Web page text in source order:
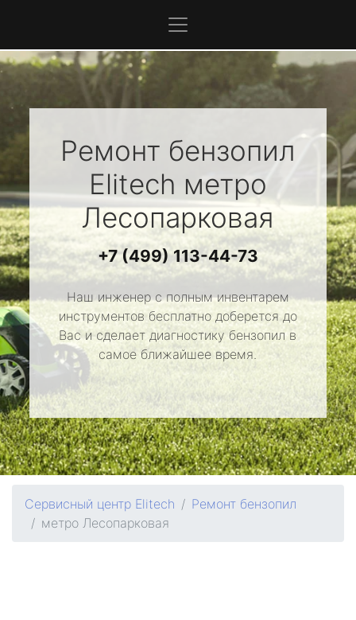
Ремонт бензопил
Elitech метро
Лесопарковая
+7 (499) 113-44-73
Наш инженер с полным инвентарем
инструментов бесплатно доберется до
Вас и сделает диагностику бензопил в
самое ближайшее время.
Сервисный центр Elitech
Ремонт бензопил
метро Лесопарковая